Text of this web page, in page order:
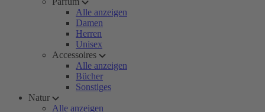
Alle anzeigen
Damen
Herren
Unisex
Accessoires
Alle anzeigen
Bücher
Sonstiges
Natur
Alle anzeigen